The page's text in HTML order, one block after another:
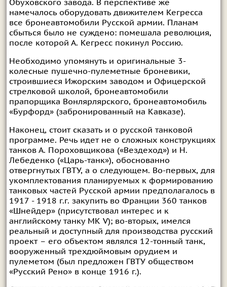
Обуховского завода. В перспективе же
намечалось оборудовать движителем Кегресса
все бронеавтомобили Русской армии. Планам
сбыться было не суждено: помешала революция,
после которой А. Кегресс покинул Россию.
Необходимо упомянуть и оригинальные 3-
колесные пушечно-пулеметные броневики,
строившиеся Ижорским заводом и Офицерской
стрелковой школой, бронеавтомобили
прапорщика Вонлярлярского, бронеавтомобиль
«Бурфорд» (забронированный на Кавказе).
Наконец, стоит сказать и о русской танковой
программе. Речь идет не о сложных конструкциях
танков А. Пороховщикова («Вездеход») и Н.
Лебеденко («Царь-танк»), обоснованно
отвергнутых ГВТУ, а о следующем. Во-первых, для
укомплектования планируемых к формированию
танковых частей Русской армии предполагалось в
1917 - 1918 г.г. закупить во Франции 360 танков
«Шнейдер» (присутствовал интерес и к
английскому танку MK V); во-вторых, имелся
реальный и доступный для производства русский
проект – его объектом являлся 12-тонный танк,
вооруженный трехдюймовым орудием и
пулеметом (был предложен ГВТУ обществом
«Русский Рено» в конце 1916 г.).